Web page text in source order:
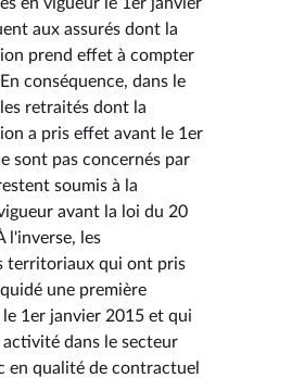
aux assurés dont la
prend effet à compter
conséquence, dans le
retraités dont la
a pris effet avant le 1er
sont pas concernés par
soumis à la
avant la loi du 20
l'inverse, les
territoriaux qui ont pris
une première
1er janvier 2015 et qui
dans le secteur
en qualité de contractuel